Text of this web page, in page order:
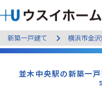
新築一戸建て 横浜市金
並木中央駅の新築一戸